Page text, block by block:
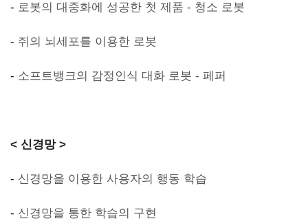
- 로봇의 대중화에 성공한 첫 제품 - 청소 로봇
- 쥐의 뇌세포를 이용한 로봇
- 소프트뱅크의 감정인식 대화 로봇 - 페퍼
< 신경망 >
- 신경망을 이용한 사용자의 행동 학습
- 신경망을 통한 학습의 구현